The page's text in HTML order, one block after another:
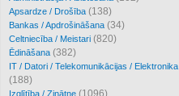
Apsardze / Drošība (138)
Bankas / Apdrošināšana (34)
Celtniecība / Meistari (820)
Ēdināšana (382)
IT / Datori / Telekomunikācijas / Elektronika
(188)
Izglītība / Zinātne (1096)